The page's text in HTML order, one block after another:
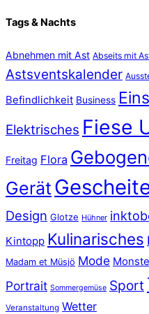
Tags & Nachts
Abnehmen mit Ast Abseits mit
Astsventskalender
Befindlichkeit Business
Elektrisches Fiese
Freitag Flora
Gerät
Design Glotze Hühner
Kintopp Kulinarisches
Madam et Müsjö Mode
Portrait Sommergemüse Sport
Veranstaltung Wetter